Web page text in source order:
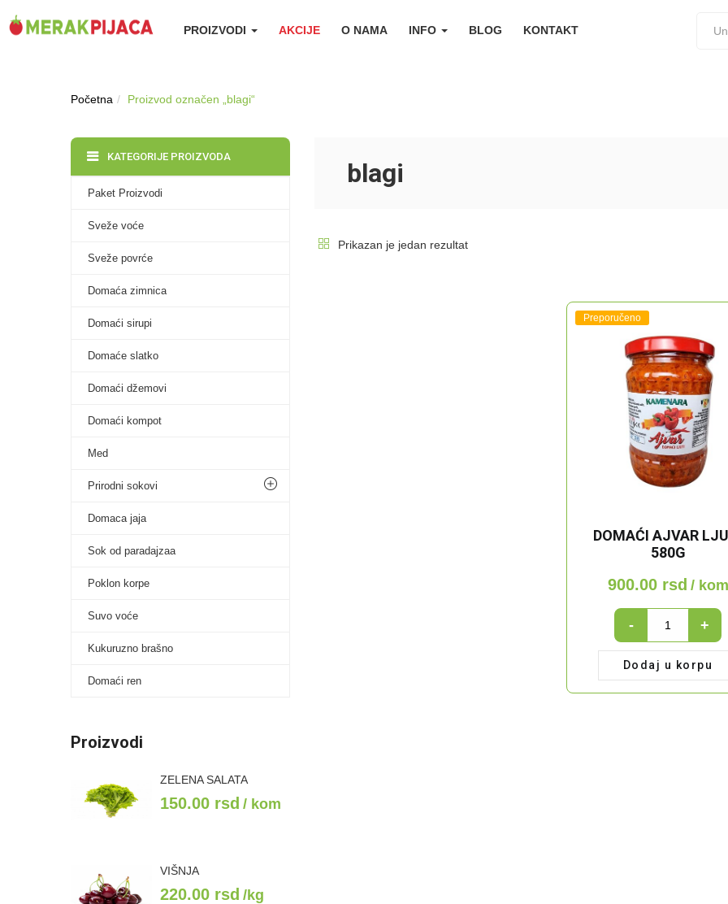
PROIZVODI AKCIJE O NAMA INFO BLOG KONTAKT
Početna Proizvod označen „blagi“
blagi
Prikazan je jedan rezultat
Preporučeno
DOMAĆI AJVAR
580G
900.00 rsd / kom
DOMAĆI
AJVAR
LJUTI
580g
quantity
- +
Dodaj u korpu
KATEGORIJE PROIZVODA
Paket Proizvodi
Sveže voće
Sveže povrće
Domaća zimnica
Domaći sirupi
Domaće slatko
Domaći džemovi
Domaći kompot
Med
Prirodni sokovi
Domaca jaja
Sok od paradajzaa
Poklon korpe
Suvo voće
Kukuruzno brašno
Domaći ren
Proizvodi
ZELENA SALATA
150.00 rsd / kom
VIŠNJA
220.00 rsd /kg